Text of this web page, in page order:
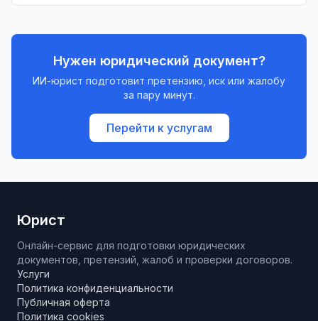
Нужен юридический документ?
ИИ-юрист подготовит претензию, иск или жалобу
за пару минут.
Перейти к услугам
Юрист
Онлайн-сервис для подготовки юридических
документов, претензий, жалоб и проверки договоров.
Услуги
Политика конфиденциальности
Публичная оферта
Политика cookies